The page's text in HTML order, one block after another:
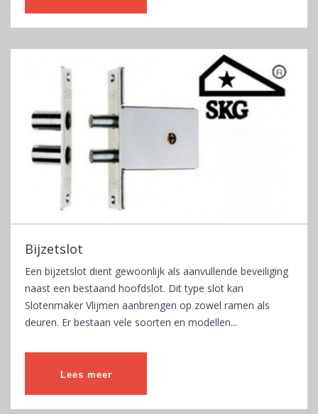
Bijzetslot
Een bijzetslot dient gewoonlijk als aanvullende beveiliging
naast een bestaand hoofdslot. Dit type slot kan
Slotenmaker Vlijmen aanbrengen op zowel ramen als
deuren. Er bestaan vele soorten en modellen...
Lees meer